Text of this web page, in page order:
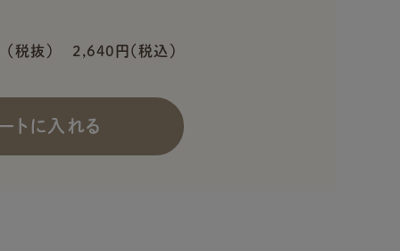
（税抜） 2,640円（税込）
トに入れる